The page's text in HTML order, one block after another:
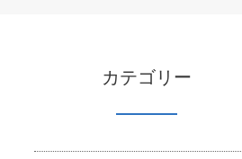
カテゴリー